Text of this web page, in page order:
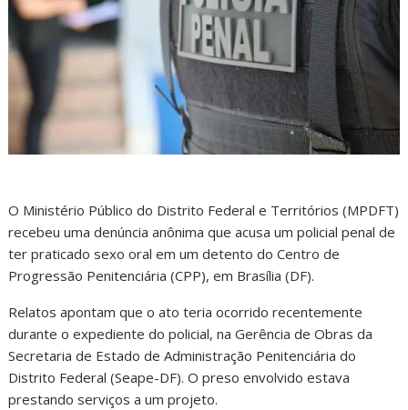
O Ministério Público do Distrito Federal e Territórios (MPDFT)
recebeu uma denúncia anônima que acusa um policial penal de
ter praticado sexo oral em um detento do Centro de
Progressão Penitenciária (CPP), em Brasília (DF).
Relatos apontam que o ato teria ocorrido recentemente
durante o expediente do policial, na Gerência de Obras da
Secretaria de Estado de Administração Penitenciária do
Distrito Federal (Seape-DF). O preso envolvido estava
prestando serviços a um projeto.